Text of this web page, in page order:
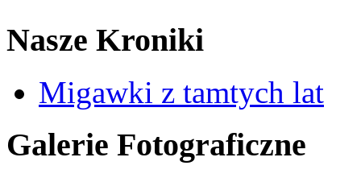
Nasze Kroniki
Migawki z tamtych lat
Galerie Fotograficzne